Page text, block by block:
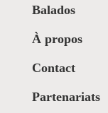
Balados
À propos
Contact
Partenariats